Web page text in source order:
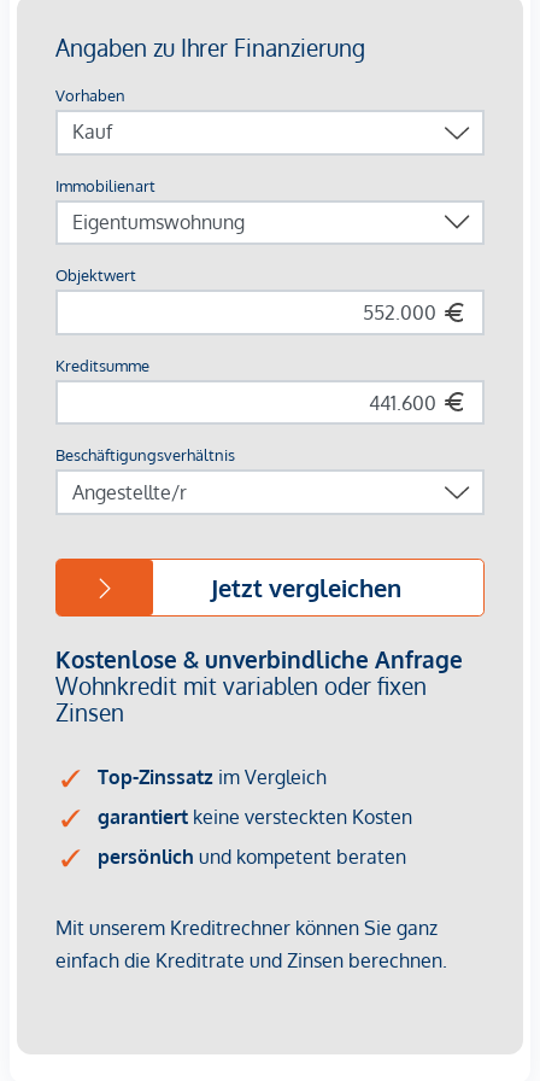
Highlights auf einen Blick
Europas erstes Stadtquartier in Holzbauweise
CO²-neutrale Energieversorgung durch Geothermie &
253 Wohnungen von 34 – 108 m²
Jede Einheit mit Außenfläche
Perfekte Innenstadtlage mit Natur, Kultur und Kulinarik
Beim Kauf einer 3- oder 4-Zimmerwohnung kann ein Kfz-
Stellplatz in der hauseigenen Tiefgarage um € 44.000,-
erworben werden.
Provisionsfrei für den Käufer!
Wir weisen darauf hin, dass zwischen dem Vermittler und
dem zu vermittelnden Dritten ein familiäres oder
wirtschaftliches Naheverhältnis besteht.
Der Vermittler ist als Doppelmakler tätig.
Infrastruktur / Entfernungen
Gesundheit
Arzt <500m
Klinik <500m
Krankenhaus <1.250m